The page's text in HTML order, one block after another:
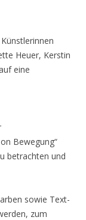
Heuer, Kerstin
eine
Bewegung“
betrachten und
sowie Text-
zum